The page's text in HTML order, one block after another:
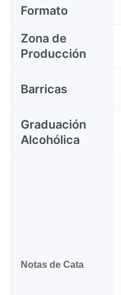
Formato
Zona de
Producción
Barricas
Graduación
Alcohólica
Notas de Cata